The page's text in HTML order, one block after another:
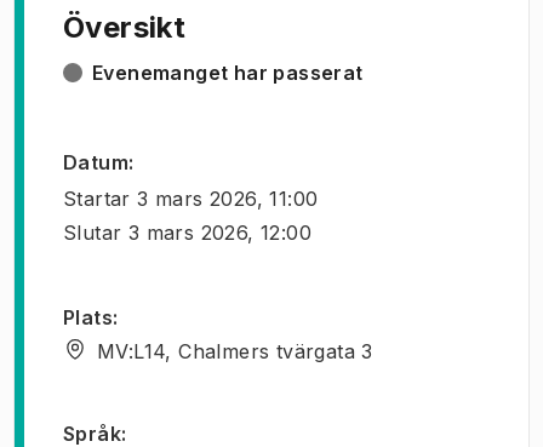
Översikt
Evenemanget har passerat
Datum:
Startar 3 mars 2026, 11:00
Slutar 3 mars 2026, 12:00
Plats:
MV:L14, Chalmers tvärgata 3
Språk: